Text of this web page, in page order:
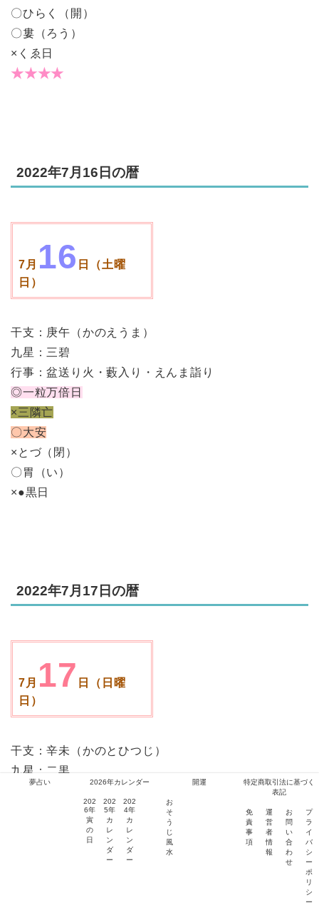
〇ひらく（開）
〇婁（ろう）
×くゑ日
★★★★
2022年7月16日の暦
7月 16 日（土曜
日）
干支：庚午（かのえうま）
九星：三碧
行事：盆送り火・藪入り・えんま詣り
◎一粒万倍日
×三隣亡
〇大安
×とづ（閉）
〇胃（い）
×●黒日
2022年7月17日の暦
7月 17 日（日曜
日）
干支：辛未（かのとひつじ）
九星：二黒
行事:京都八坂神社祇園祭・京都松尾大社御田植祭
夢占い 2026年カレンダー
202
6年
寅
の
日
202
5年
カ
レ
ン
ダ
ー
202
4年
カ
レ
ン
ダ
ー
開運
お
そ
う
じ
風
水
特定商取引法に基づく
表記
免
責
事
項
運
営
者
情
報
お
問
い
合
わ
せ
プ
ラ
イ
バ
シ
ー
ポ
リ
シ
ー